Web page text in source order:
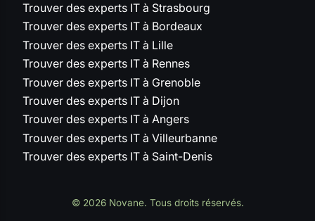
Trouver des experts IT à Strasbourg
Trouver des experts IT à Bordeaux
Trouver des experts IT à Lille
Trouver des experts IT à Rennes
Trouver des experts IT à Grenoble
Trouver des experts IT à Dijon
Trouver des experts IT à Angers
Trouver des experts IT à Villeurbanne
Trouver des experts IT à Saint-Denis
© 2026 Novane. Tous droits réservés.